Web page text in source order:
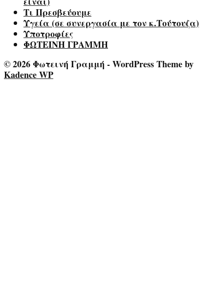
Τι Πρεσβεύουμε
Υγεία (σε συνεργασία με τον κ.Τούτουζα)
Υποτροφίες
ΦΩΤΕΙΝΗ ΓΡΑΜΜΗ
© 2026 Φωτεινή Γραμμή - WordPress Theme by
Kadence WP